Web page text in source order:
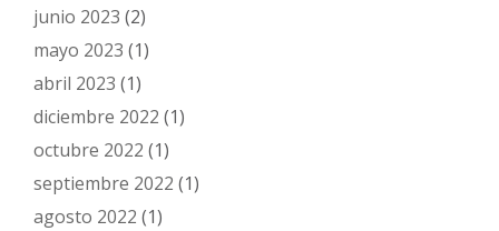
junio 2023 (2)
mayo 2023 (1)
abril 2023 (1)
diciembre 2022 (1)
octubre 2022 (1)
septiembre 2022 (1)
agosto 2022 (1)